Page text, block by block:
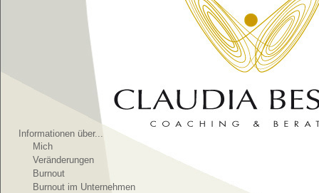
Informationen über...
Mich
Veränderungen
Burnout
Burnout im Unternehmen